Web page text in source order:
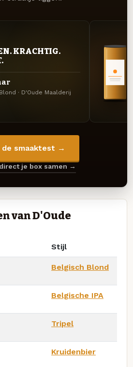
KRACHTIG.
· D'Oude Maalderij
de smaaktest →
je box samen →
van D'Oude
Stijl
Belgisch Blond
Belgische IPA
Tripel
Kruidenbier